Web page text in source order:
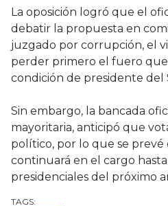
La oposición logró que el
debatir la propuesta en
juzgado por corrupción, el
perder primero el fuero
condición de presidente del
Sin embargo, la bancada
mayoritaria, anticipó que
político, por lo que se
continuará en el cargo
presidenciales del próximo